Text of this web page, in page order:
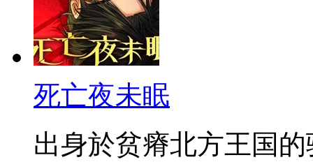
死亡夜未眠
出身於贫瘠北方王国的